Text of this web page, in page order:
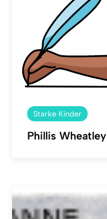
Starke Kinder
Phillis Wheatley